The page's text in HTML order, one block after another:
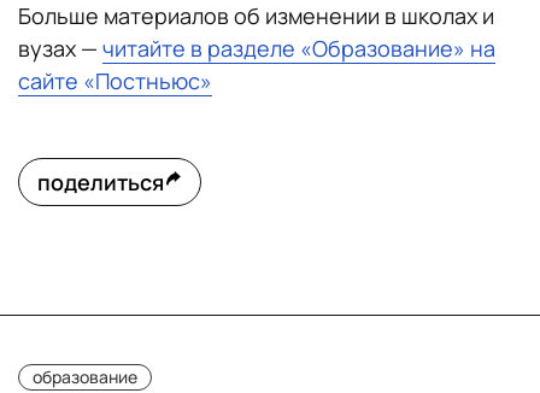
Больше материалов об изменении в школах и
вузах — читайте в разделе «Образование» на
сайте «Постньюс»
поделиться
образование